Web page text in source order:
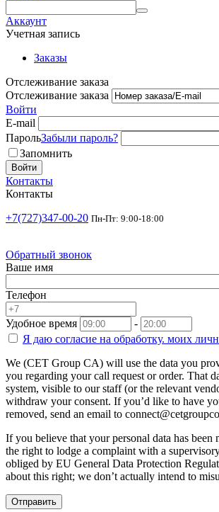
Аккаунт
Учетная запись
Заказы
Отслеживание заказа
Отслеживание заказа
Войти
E-mail
ПарольЗабыли пароль?
Запомнить
Войти
Контакты
Контакты
+7(727)347-00-20 Пн-Пт: 9:00-18:00
Обратный звонок
Ваше имя
Телефон
Удобное время
-
Я даю согласие на обработку. моих
We (CET Group CA) will use the data you
you regarding your call request or order. That
system, visible to our staff (or the relevant
withdraw your consent. If you’d like to have
removed, send an email to
If you believe that your personal data has been
the right to lodge a complaint with a
obliged by EU General Data Protection
about this right; we don’t actually intend to
Отправить